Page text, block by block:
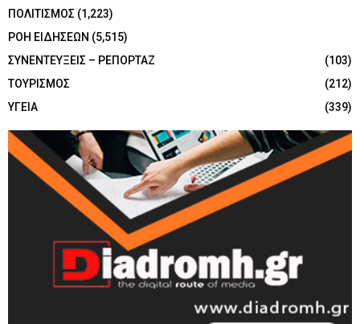
ΠΟΛΙΤΙΣΜΟΣ (1,223)
ΡΟΗ ΕΙΔΗΣΕΩΝ (5,515)
ΣΥΝΕΝΤΕΥΞΕΙΣ – ΡΕΠΟΡΤΑΖ
(103)
ΤΟΥΡΙΣΜΟΣ
(212)
ΥΓΕΙΑ
(339)